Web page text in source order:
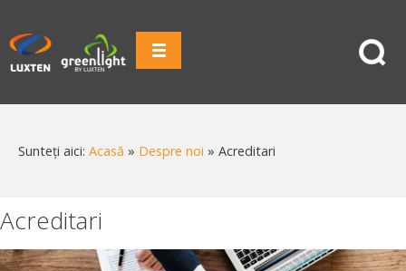
Sunteți aici: Acasă » Despre noi » Acreditari
Acreditari